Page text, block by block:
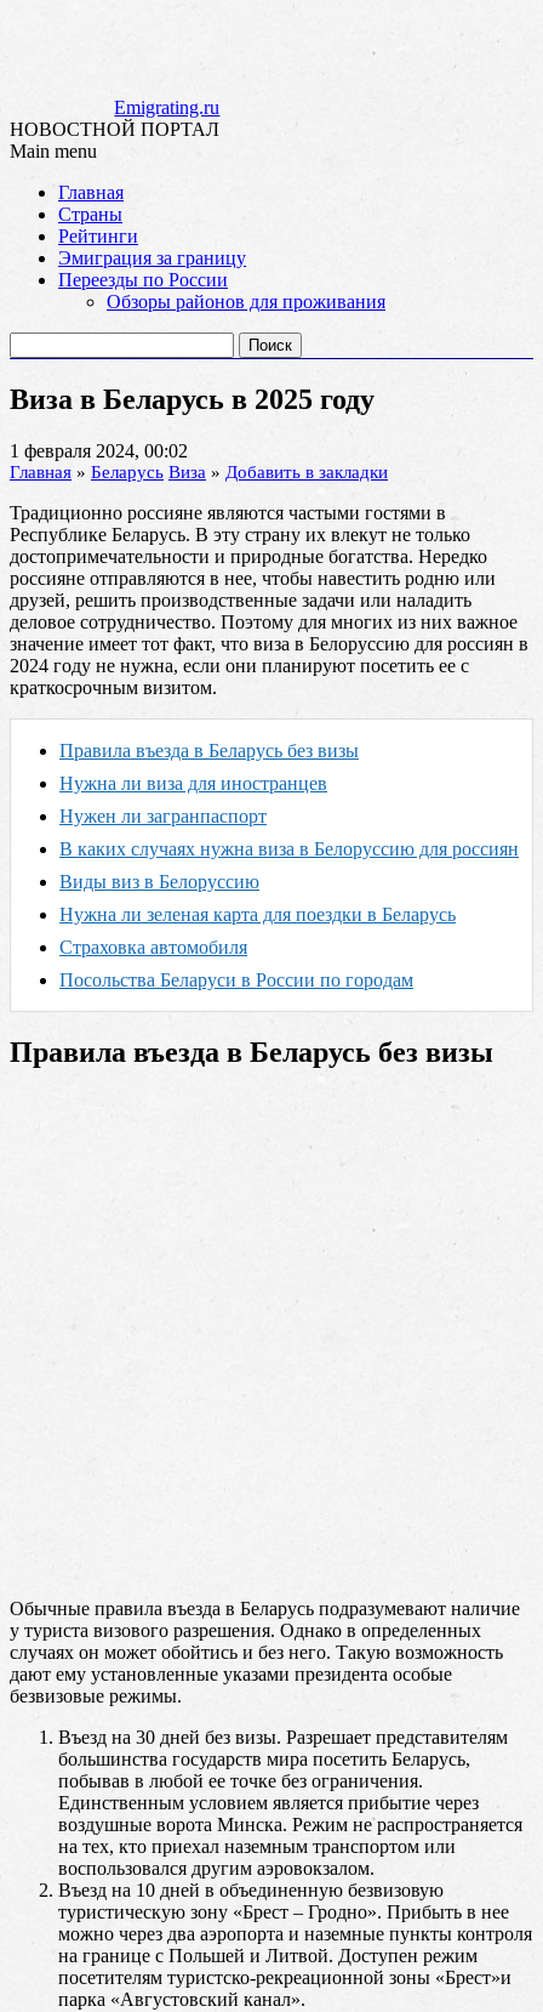
Emigrating.ru
НОВОСТНОЙ ПОРТАЛ
Main menu
content
Главная
Страны
Рейтинги
Эмиграция за границу
Переезды по России
Обзоры районов для проживания
Виза в Беларусь в 2025 году
1 февраля 2024, 00:02
Главная » Беларусь Виза » Добавить в закладки
Традиционно россияне являются частыми гостями в
Республике Беларусь. В эту страну их влекут не только
достопримечательности и природные богатства. Нередко
россияне отправляются в нее, чтобы навестить родню или
друзей, решить производственные задачи или наладить
деловое сотрудничество. Поэтому для многих из них важное
значение имеет тот факт, что виза в Белоруссию для россиян в
2024 году не нужна, если они планируют посетить ее с
краткосрочным визитом.
Правила въезда в Беларусь без визы
Нужна ли виза для иностранцев
Нужен ли загранпаспорт
В каких случаях нужна виза в Белоруссию для россиян
Виды виз в Белоруссию
Нужна ли зеленая карта для поездки в Беларусь
Страховка автомобиля
Посольства Беларуси в России по городам
Правила въезда в Беларусь без визы
Обычные правила въезда в Беларусь подразумевают наличие
у туриста визового разрешения. Однако в определенных
случаях он может обойтись и без него. Такую возможность
дают ему установленные указами президента особые
безвизовые режимы.
Въезд на 30 дней без визы. Разрешает представителям
большинства государств мира посетить Беларусь,
побывав в любой ее точке без ограничения.
Единственным условием является прибытие через
воздушные ворота Минска. Режим не распространяется
на тех, кто приехал наземным транспортом или
воспользовался другим аэровокзалом.
Въезд на 10 дней в объединенную безвизовую
туристическую зону «Брест – Гродно». Прибыть в нее
можно через два аэропорта и наземные пункты контроля
на границе с Польшей и Литвой. Доступен режим
посетителям туристско-рекреационной зоны «Брест»и
парка «Августовский канал».